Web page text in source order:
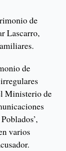
de
Lascarro,
de
Ministerio de
varios